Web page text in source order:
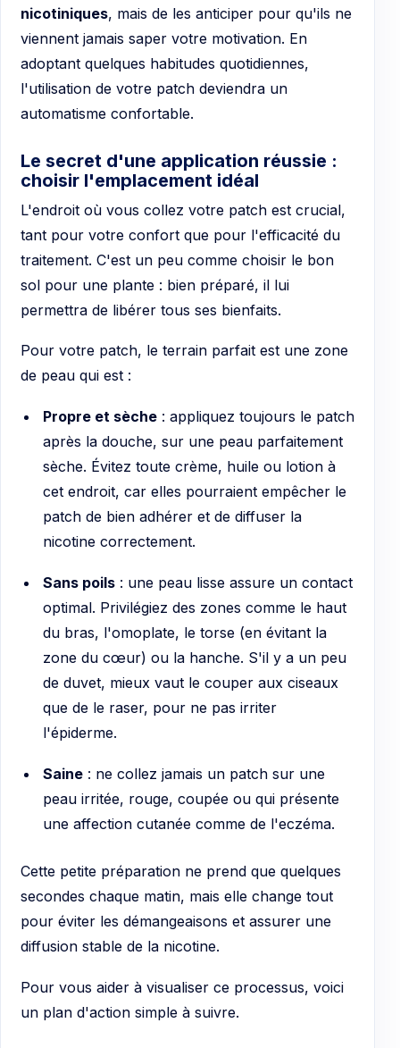
nicotiniques, mais de les anticiper pour qu'ils ne
viennent jamais saper votre motivation. En
adoptant quelques habitudes quotidiennes,
l'utilisation de votre patch deviendra un
automatisme confortable.
Le secret d'une application réussie :
choisir l'emplacement idéal
L'endroit où vous collez votre patch est crucial,
tant pour votre confort que pour l'efficacité du
traitement. C'est un peu comme choisir le bon
sol pour une plante : bien préparé, il lui
permettra de libérer tous ses bienfaits.
Pour votre patch, le terrain parfait est une zone
de peau qui est :
Propre et sèche: appliquez toujours le patch
après la douche, sur une peau parfaitement
sèche. Évitez toute crème, huile ou lotion à
cet endroit, car elles pourraient empêcher le
patch de bien adhérer et de diffuser la
nicotine correctement.
Sans poils: une peau lisse assure un contact
optimal. Privilégiez des zones comme le haut
du bras, l'omoplate, le torse (en évitant la
zone du cœur) ou la hanche. S'il y a un peu
de duvet, mieux vaut le couper aux ciseaux
que de le raser, pour ne pas irriter
l'épiderme.
Saine: ne collez jamais un patch sur une
peau irritée, rouge, coupée ou qui présente
une affection cutanée comme de l'eczéma.
Cette petite préparation ne prend que quelques
secondes chaque matin, mais elle change tout
pour éviter les démangeaisons et assurer une
diffusion stable de la nicotine.
Pour vous aider à visualiser ce processus, voici
un plan d'action simple à suivre.